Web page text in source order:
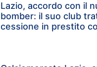
Lazio, accordo con il
bomber: il suo club
cessione in prestito